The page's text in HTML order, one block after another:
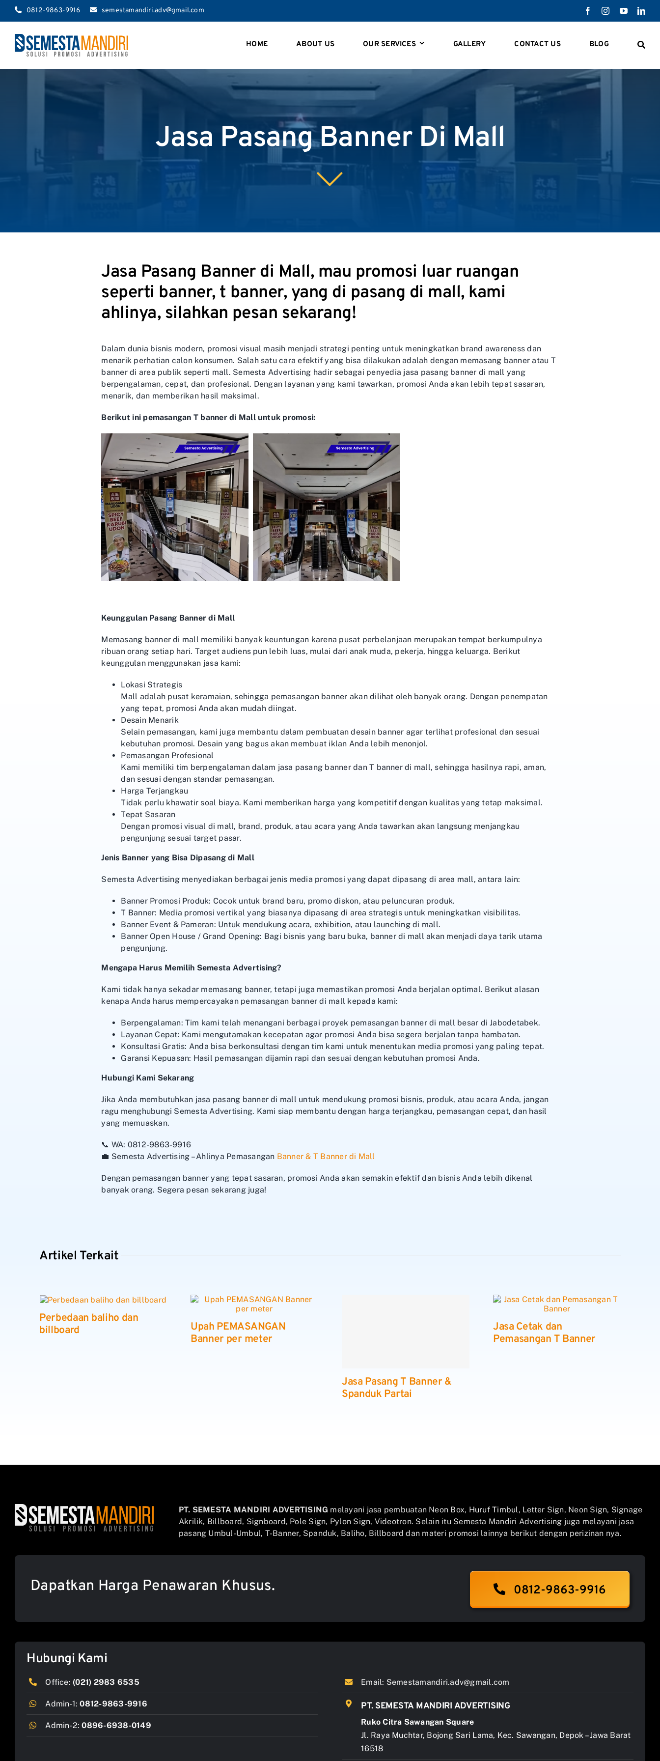
Skip
0812-9863-9916 semestamandiri.adv@gmail.com
HOME ABOUT US OUR SERVICES GALLERY CONTACT US BLOG
Jasa Pasang Banner Di Mall
Jasa Pasang Banner di Mall, mau promosi luar ruangan
seperti banner, t banner, yang di pasang di mall, kami
ahlinya, silahkan pesan sekarang!
Dalam dunia bisnis modern, promosi visual masih menjadi strategi penting untuk meningkatkan brand awareness dan
menarik perhatian calon konsumen. Salah satu cara efektif yang bisa dilakukan adalah dengan memasang banner atau T
banner di area publik seperti mall. Semesta Advertising hadir sebagai penyedia jasa pasang banner di mall yang
berpengalaman, cepat, dan profesional. Dengan layanan yang kami tawarkan, promosi Anda akan lebih tepat sasaran,
menarik, dan memberikan hasil maksimal.
Berikut ini pemasangan T banner di Mall untuk promosi:
Keunggulan Pasang Banner di Mall
Memasang banner di mall memiliki banyak keuntungan karena pusat perbelanjaan merupakan tempat berkumpulnya
ribuan orang setiap hari. Target audiens pun lebih luas, mulai dari anak muda, pekerja, hingga keluarga. Berikut
keunggulan menggunakan jasa kami:
Lokasi Strategis
Mall adalah pusat keramaian, sehingga pemasangan banner akan dilihat oleh banyak orang. Dengan penempatan
yang tepat, promosi Anda akan mudah diingat.
Desain Menarik
Selain pemasangan, kami juga membantu dalam pembuatan desain banner agar terlihat profesional dan sesuai
kebutuhan promosi. Desain yang bagus akan membuat iklan Anda lebih menonjol.
Pemasangan Profesional
Kami memiliki tim berpengalaman dalam jasa pasang banner dan T banner di mall, sehingga hasilnya rapi, aman,
dan sesuai dengan standar pemasangan.
Harga Terjangkau
Tidak perlu khawatir soal biaya. Kami memberikan harga yang kompetitif dengan kualitas yang tetap maksimal.
Tepat Sasaran
Dengan promosi visual di mall, brand, produk, atau acara yang Anda tawarkan akan langsung menjangkau
pengunjung sesuai target pasar.
Jenis Banner yang Bisa Dipasang di Mall
Semesta Advertising menyediakan berbagai jenis media promosi yang dapat dipasang di area mall, antara lain:
Banner Promosi Produk: Cocok untuk brand baru, promo diskon, atau peluncuran produk.
T Banner: Media promosi vertikal yang biasanya dipasang di area strategis untuk meningkatkan visibilitas.
Banner Event & Pameran: Untuk mendukung acara, exhibition, atau launching di mall.
Banner Open House / Grand Opening: Bagi bisnis yang baru buka, banner di mall akan menjadi daya tarik utama
pengunjung.
Mengapa Harus Memilih Semesta Advertising?
Kami tidak hanya sekadar memasang banner, tetapi juga memastikan promosi Anda berjalan optimal. Berikut alasan
kenapa Anda harus mempercayakan pemasangan banner di mall kepada kami:
Berpengalaman: Tim kami telah menangani berbagai proyek pemasangan banner di mall besar di Jabodetabek.
Layanan Cepat: Kami mengutamakan kecepatan agar promosi Anda bisa segera berjalan tanpa hambatan.
Konsultasi Gratis: Anda bisa berkonsultasi dengan tim kami untuk menentukan media promosi yang paling tepat.
Garansi Kepuasan: Hasil pemasangan dijamin rapi dan sesuai dengan kebutuhan promosi Anda.
Hubungi Kami Sekarang
Jika Anda membutuhkan jasa pasang banner di mall untuk mendukung promosi bisnis, produk, atau acara Anda, jangan
ragu menghubungi Semesta Advertising. Kami siap membantu dengan harga terjangkau, pemasangan cepat, dan hasil
yang memuaskan.
📞 WA: 0812-9863-9916
💼 Semesta Advertising – Ahlinya Pemasangan Banner & T Banner di Mall
Dengan pemasangan banner yang tepat sasaran, promosi Anda akan semakin efektif dan bisnis Anda lebih dikenal
banyak orang. Segera pesan sekarang juga!
Artikel Terkait
Perbedaan baliho dan
billboard
Upah PEMASANGAN
Banner per meter
Jasa Pasang T Banner &
Spanduk Partai
Jasa Cetak dan
Pemasangan T Banner
PT. SEMESTA MANDIRI ADVERTISING melayani jasa pembuatan Neon Box, Huruf Timbul , Letter Sign, Neon Sign, Signage
Akrilik, Billboard, Signboard, Pole Sign, Pylon Sign, Videotron. Selain itu Semesta Mandiri Advertising juga melayani jasa
pasang Umbul-Umbul, T-Banner, Spanduk, Baliho, Billboard dan materi promosi lainnya berikut dengan perizinan nya.
Dapatkan Harga Penawaran Khusus. 0812-9863-9916
Hubungi Kami
Office: (021) 2983 6535
Admin-1:0812-9863-9916
Admin-2:0896-6938-0149
Email: Semestamandiri.adv@gmail.com
PT. SEMESTA MANDIRI ADVERTISING
Ruko Citra Sawangan Square
Jl. Raya Muchtar, Bojong Sari Lama, Kec. Sawangan, Depok – Jawa Barat
16518